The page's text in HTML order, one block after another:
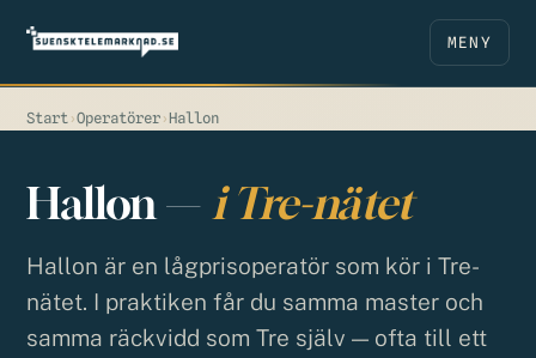
MENY
Start ›Operatörer › Hallon
Hallon — i Tre-nätet
Hallon är en lågprisoperatör som kör i Tre-
nätet. I praktiken får du samma master och
samma räckvidd som Tre själv — ofta till ett